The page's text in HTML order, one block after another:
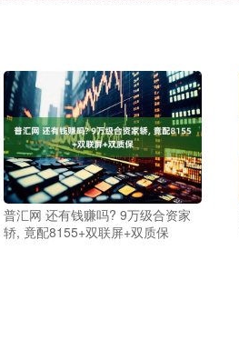
普汇网 还有钱赚吗? 9万级合资家
轿, 竟配8155+双联屏+双质保